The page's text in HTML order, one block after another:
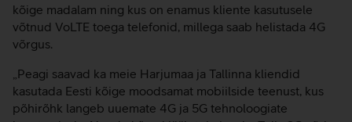
kõige madalam ning kus on enamus kliente kasutusele
võtnud VoLTE toega telefonid, millega saab helistada 4G
võrgus.
„Peagi saavad ka meie Harjumaa ja Tallinna kliendid
kasutada Eesti kõige moodsamat mobiilside teenust, kus
põhirõhk langeb uuemate 4G ja 5G tehnoloogiate